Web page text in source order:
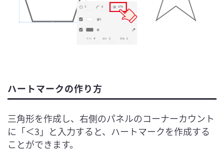
ハートマークの作り方
三角形を作成し、右側のパネルのコーナーカウント
に「＜3」と入力すると、ハートマークを作成する
ことができます。